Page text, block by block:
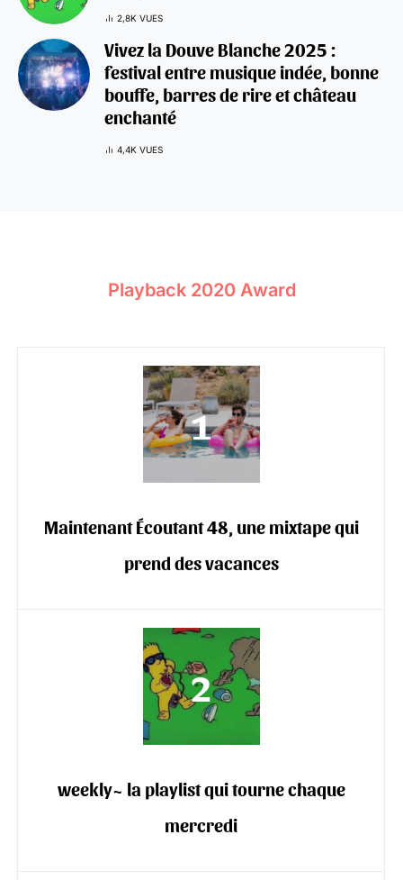
2,8K VUES
Vivez la Douve Blanche 2025 :
festival entre musique indée, bonne
bouffe, barres de rire et château
enchanté
4,4K VUES
Playback 2020 Award
Maintenant Écoutant 48, une mixtape qui
prend des vacances
weekly~ la playlist qui tourne chaque
mercredi